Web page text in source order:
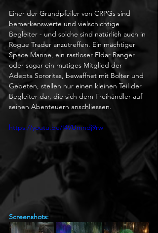
Einer der Grundpfeiler von CRPGs sind
bemerkenswerte und vielschichtige
Begleiter - und solche sind natürlich auch in
Rogue Trader anzutreffen. Ein mächtiger
Space Marine, ein rastloser Eldar Ranger
oder sogar ein mutiges Mitglied der
Adepta Sororitas, bewaffnet mit Bolter und
Gebeten, stellen nur einen kleinen Teil der
Begleiter dar, die sich dem Freihändler auf
seinen Abenteuern anschliessen.
https://youtu.be/I4VUmndj9rw
Screenshots: